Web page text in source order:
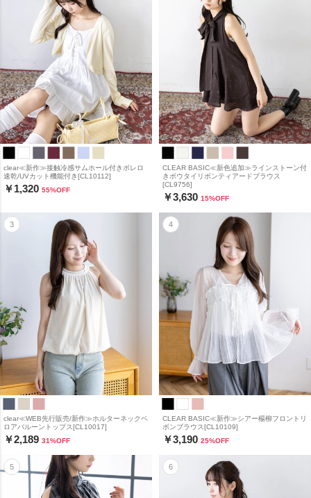
clear≪新作≫接触冷感サムホール付きボレロ
速乾/UVカット機能付き[CL10112]
￥1,320 55%OFF
CLEAR BASIC≪新色追加≫ラインストーン付
きボウタイリボンティアードブラウス
[CL9756]
￥3,630 15%OFF
clear≪WEB先行販売/新作≫ホルターネックベ
ロアバルーントップス[CL10017]
￥2,189 31%OFF
CLEAR BASIC≪新作≫シアー楊柳フロントリ
ボンブラウス[CL10109]
￥3,190 25%OFF